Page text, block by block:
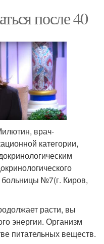
после 40
врач-
категории,
больницы №7(г. Киров,
расти, вы
энергии. Организм
питательных веществ.